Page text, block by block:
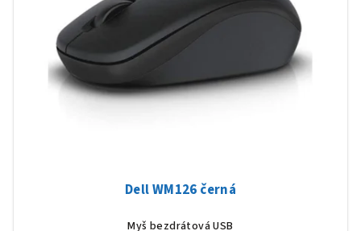
Dell WM126 černá
Myš bezdrátová USB